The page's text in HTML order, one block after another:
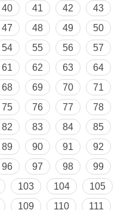
40 41 42
43
47 48 49
50
54 55 56
57
61 62 63
64
68 69 70
71
75 76 77
78
82 83 84
85
89 90 91
92
96 97 98
99
103 104
105
109 110
111